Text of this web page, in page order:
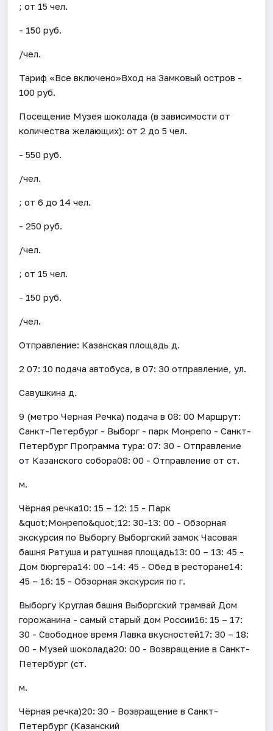
; от 15 чел.
- 150 руб.
/чел.
Тариф «Все включено»Вход на Замковый остров -
100 руб.
Посещение Музея шоколада (в зависимости от
количества желающих): от 2 до 5 чел.
- 550 руб.
/чел.
; от 6 до 14 чел.
- 250 руб.
/чел.
; от 15 чел.
- 150 руб.
/чел.
Отправление: Казанская площадь д.
2 07: 10 подача автобуса, в 07: 30 отправление, ул.
Савушкина д.
9 (метро Черная Речка) подача в 08: 00 Маршрут:
Санкт-Петербург - Выборг - парк Монрепо - Санкт-
Петербург Программа тура: 07: 30 - Отправление
от Казанского собора08: 00 - Отправление от ст.
м.
Чёрная речка10: 15 – 12: 15 - Парк
&quot;Монрепо&quot;12: 30-13: 00 - Обзорная
экскурсия по Выборгу Выборгский замок Часовая
башня Ратуша и ратушная площадь13: 00 – 13: 45 -
Дом бюргера14: 00 –14: 45 - Обед в ресторане14:
45 – 16: 15 - Обзорная экскурсия по г.
Выборгу Круглая башня Выборгский трамвай Дом
горожанина - самый старый дом России16: 15 – 17:
30 - Свободное время Лавка вкусностей17: 30 – 18:
00 - Музей шоколада20: 00 - Возвращение в Санкт-
Петербург (ст.
м.
Чёрная речка)20: 30 - Возвращение в Санкт-
Петербург (Казанский